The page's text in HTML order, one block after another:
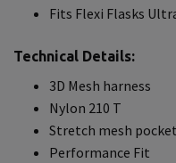
Fits Flexi Flasks
Technical Details:
3D Mesh harness
Nylon 210 T
Stretch mesh
Performance Fit